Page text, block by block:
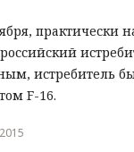
практически
истребитель
F-16.